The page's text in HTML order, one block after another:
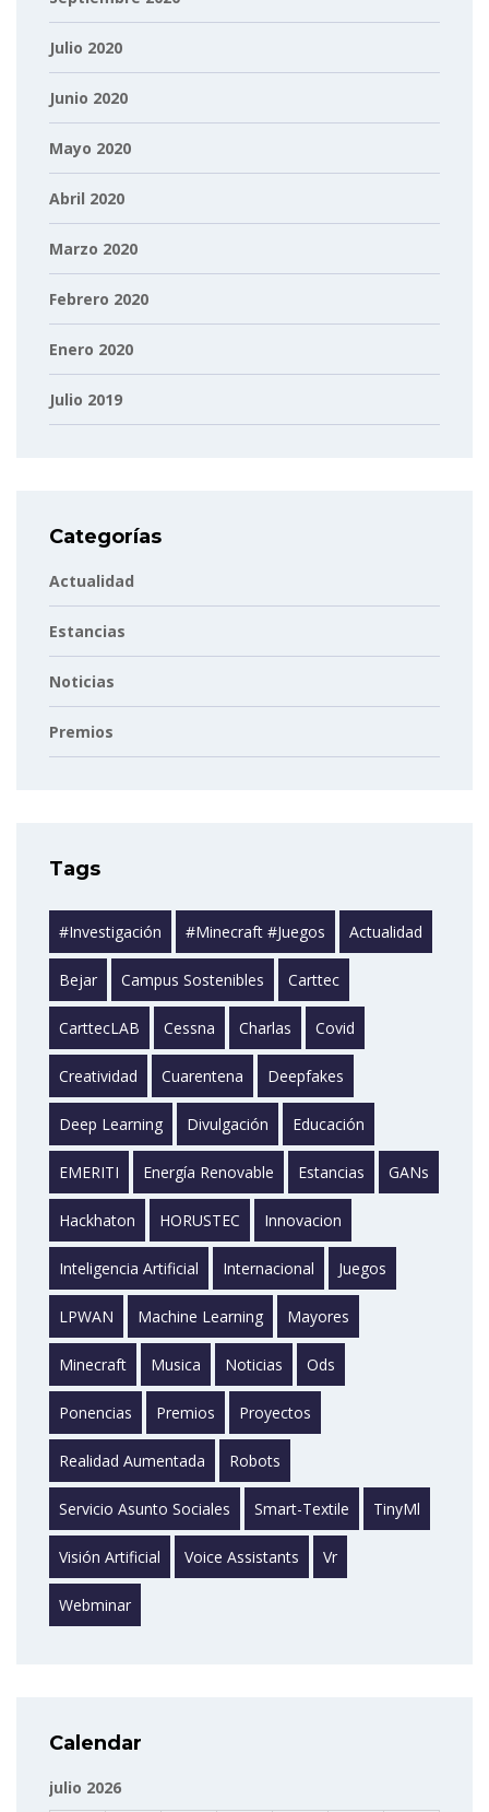
Julio 2020
Junio 2020
Mayo 2020
Abril 2020
Marzo 2020
Febrero 2020
Enero 2020
Julio 2019
Categorías
Actualidad
Estancias
Noticias
Premios
Tags
#investigación #minecraft #juegos Actualidad
Bejar Campus Sostenibles Carttec
CarttecLAB Cessna Charlas Covid
Creatividad Cuarentena Deepfakes
Deep Learning Divulgación Educación
EMERITI Energía Renovable Estancias GANs
Hackhaton HORUSTEC Innovacion
Inteligencia Artificial Internacional Juegos
LPWAN Machine Learning Mayores
Minecraft Musica Noticias Ods
Ponencias Premios Proyectos
Realidad Aumentada Robots
Servicio Asunto Sociales Smart-Textile TinyMl
Visión Artificial Voice Assistants Vr
Webminar
Calendar
julio 2026